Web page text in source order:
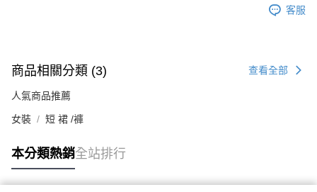
客服
商品相關分類 (3) 查看全部
人氣商品推薦
女裝 短 裙 /褲
本分類熱銷全站排行